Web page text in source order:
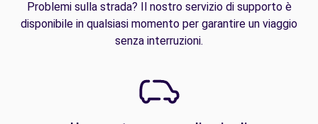
Problemi sulla strada? Il nostro servizio di supporto è
disponibile in qualsiasi momento per garantire un viaggio
senza interruzioni.